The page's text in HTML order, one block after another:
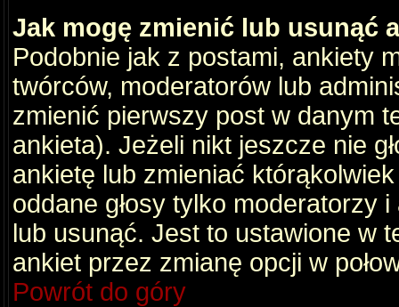
Jak mogę zmienić lub usunąć
Podobnie jak z postami, ankiety
twórców, moderatorów lub
zmienić pierwszy post w danym
ankieta). Jeżeli nikt jeszcze nie
ankietę lub zmieniać
oddane głosy tylko moderatorzy
lub usunąć. Jest to ustawione w
ankiet przez zmianę opcji w
Powrót do góry